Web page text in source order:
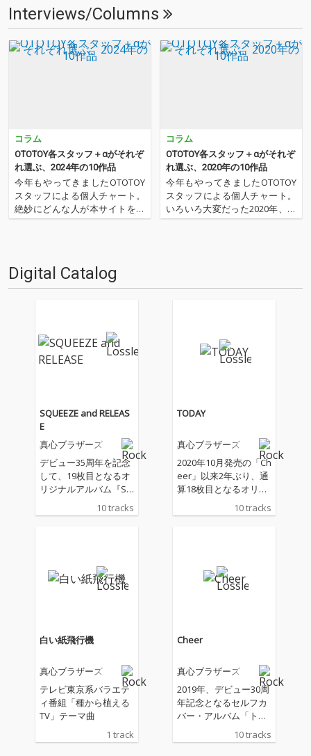
Interviews/Columns
コラム
OTOTOY各スタッフ＋αがそれぞ
れ選ぶ、2024年の10作品
今年もやってきましたOTOTOY
スタッフによる個人チャート。
絶妙にどんな人が本サイトを運
営しているのか？ そんな自己
か？ ということでスタッフ・
チャートをお届けします…
コラム
OTOTOY各スタッフ＋αがそれぞ
れ選ぶ、2020年の10作品
今年もやってきましたOTOTOY
スタッフによる個人チャート。
いろいろ大変だった2020年、な
にを聴いてOTOTOYを作ってい
にも書いてもらいま…
Digital Catalog
SQUEEZE and RELEAS
E
真心ブラザーズ
デビュー35周年を記念
して、19枚目となるオ
リジナルアルバム『SQ
UEEZE and RELEASE』
を発売!2022年発売『T
10 tracks
TODAY
真心ブラザーズ
2020年10月発売の「Ch
eer」以来2年ぶり、通
算18枚目となるオリジ
ナル・アルバムは、現
在テレビ東京にて放送
い紙飛行機」を含む全
10曲入り。 「TODAY」
＞が詰め込まれたアル
バムとなる。
10 tracks
白い紙飛行機
真心ブラザーズ
テレビ東京系バラエテ
ィ番組「種から植える
TV」テーマ曲
1 track
Cheer
真心ブラザーズ
2019年、デビュー30周
年記念となるセルフカ
バー・アルバム「トラ
ンタン」を発表した真
心ブラザーズが、ひと
10 tracks